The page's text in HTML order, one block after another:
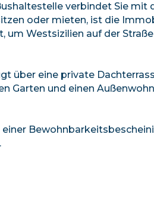
verbindet Sie
oder mieten, ist die
Westsizilien auf der
über eine private
Garten und einen